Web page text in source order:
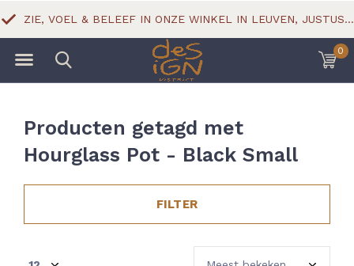
0
ZIE, VOEL & BELEEF IN ONZE WINKEL IN LEUVEN, JUSTUS LIPSIUSSTRAAT 18
Producten getagd met
Hourglass Pot - Black Small
FILTER